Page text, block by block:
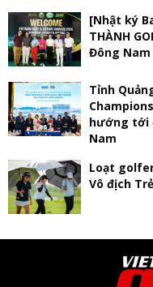
[Nhật ký
THÀNH
Đông Nam
Tỉnh
hướng tới
Nam
Loạt
Vô địch